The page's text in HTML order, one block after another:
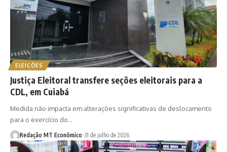
ELEIÇÕES
Justiça Eleitoral transfere seções eleitorais para a
CDL, em Cuiabá
Medida não impacta em alterações significativas de deslocamento
para o exercício do…
Redação MT Econômico 31 de julho de 2026